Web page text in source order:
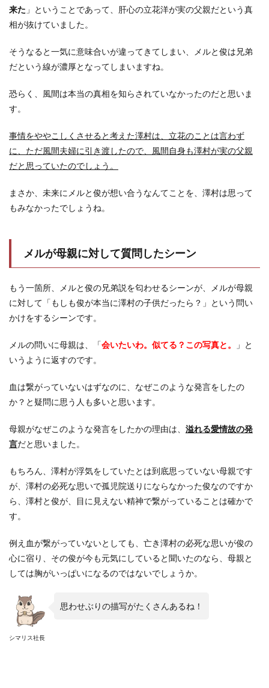
来た 」ということであって、肝心の立花洋が実の父親だという真
相が抜けていました。
そうなると一気に意味合いが違ってきてしまい、メルと俊は兄弟
だという線が濃厚となってしまいますね。
恐らく、風間は本当の真相を知らされていなかったのだと思いま
す。
事情をややこしくさせると考えた澤村は、立花のことは言わず
に、ただ風間夫婦に引き渡したので、風間自身も澤村が実の父親
だと思っていたのでしょう。
まさか、未来にメルと俊が想い合うなんてことを、澤村は思って
もみなかったでしょうね。
メルが母親に対して質問したシーン
もう一箇所、メルと俊の兄弟説を匂わせるシーンが、メルが母親
に対して「もしも俊が本当に澤村の子供だったら？」という問い
かけをするシーンです。
メルの問いに母親は、「会いたいわ。似てる？この写真と。
」と
いうように返すのです。
血は繋がっていないはずなのに、なぜこのような発言をしたの
か？と疑問に思う人も多いと思います。
母親がなぜこのような発言をしたかの理由は、 溢れる愛情故の発
言だと思いました。
もちろん、澤村が浮気をしていたとは到底思っていない母親です
が、澤村の必死な思いで孤児院送りにならなかった俊なのですか
ら、澤村と俊が、目に見えない精神で繋がっていることは確かで
す。
例え血が繋がっていないとしても、亡き澤村の必死な思いが俊の
心に宿り、その俊が今も元気にしていると聞いたのなら、母親と
しては胸がいっぱいになるのではないでしょうか。
シマリス社長
思わせぶりの描写がたくさんあるね！